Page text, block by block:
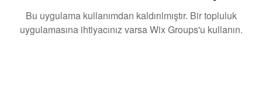
Bu uygulama kullanımdan kaldırılmıştır. Bir topluluk
uygulamasına ihtiyacınız varsa Wix Groups'u kullanın.